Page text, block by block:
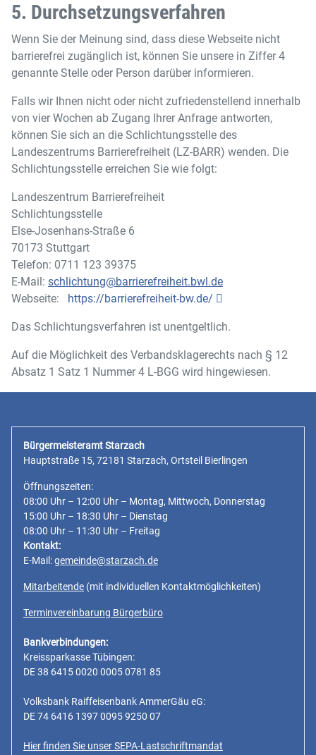
5. Durchsetzungsverfahren
Wenn Sie der Meinung sind, dass diese Webseite nicht
barrierefrei zugänglich ist, können Sie unsere in Ziffer 4
genannte Stelle oder Person darüber informieren.
Falls wir Ihnen nicht oder nicht zufriedenstellend innerhalb
von vier Wochen ab Zugang Ihrer Anfrage antworten,
können Sie sich an die Schlichtungsstelle des
Landeszentrums Barrierefreiheit (LZ-BARR) wenden. Die
Schlichtungsstelle erreichen Sie wie folgt:
Landeszentrum Barrierefreiheit
Schlichtungsstelle
Else-Josenhans-Straße 6
70173 Stuttgart
Telefon: 0711 123 39375
E-Mail: schlichtung@barrierefreiheit.bwl.de
Webseite: https://barrierefreiheit-bw.de/
Das Schlichtungsverfahren ist unentgeltlich.
Auf die Möglichkeit des Verbandsklagerechts nach § 12
Absatz 1 Satz 1 Nummer 4 L-BGG wird hingewiesen.
Bürgermeisteramt Starzach
Hauptstraße 15, 72181 Starzach, Ortsteil Bierlingen
Öffnungszeiten:
08:00 Uhr – 12:00 Uhr – Montag, Mittwoch, Donnerstag
15:00 Uhr – 18:30 Uhr – Dienstag
08:00 Uhr – 11:30 Uhr – Freitag
Kontakt:
E-Mail:gemeinde@starzach.de
Mitarbeitende (mit individuellen Kontaktmöglichkeiten)
Terminvereinbarung Bürgerbüro
Bankverbindungen:
Kreissparkasse Tübingen:
DE 38 6415 0020 0005 0781 85
Volksbank Raiffeisenbank AmmerGäu eG:
DE 74 6416 1397 0095 9250 07
Hier finden Sie unser SEPA-Lastschriftmandat